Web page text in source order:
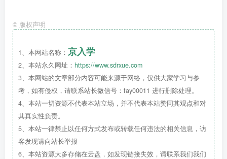
© 版权声明
1、本网站名称： 京入学
2、本站永久网址： https://www.sdrxue.com
3、本网站的文章部分内容可能来源于网络，仅供大家学习与参
考，如有侵权，请联系站长微信号：fay00011 进行删除处理。
4、本站一切资源不代表本站立场，并不代表本站赞同其观点和对
其真实性负责。
5、本站一律禁止以任何方式发布或转载任何违法的相关信息，访
客发现请向站长举报
6、本站资源大多存储在云盘，如发现链接失效，请联系我们我们